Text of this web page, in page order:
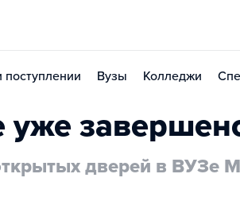
Вузы Колледжи
уже
дверей в ВУЗе